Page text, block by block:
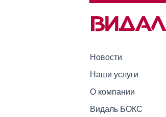
Новости
Наши услуги
О компании
Видаль БОКС